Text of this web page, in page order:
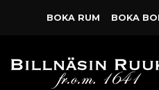
BOKA RUM BOKA